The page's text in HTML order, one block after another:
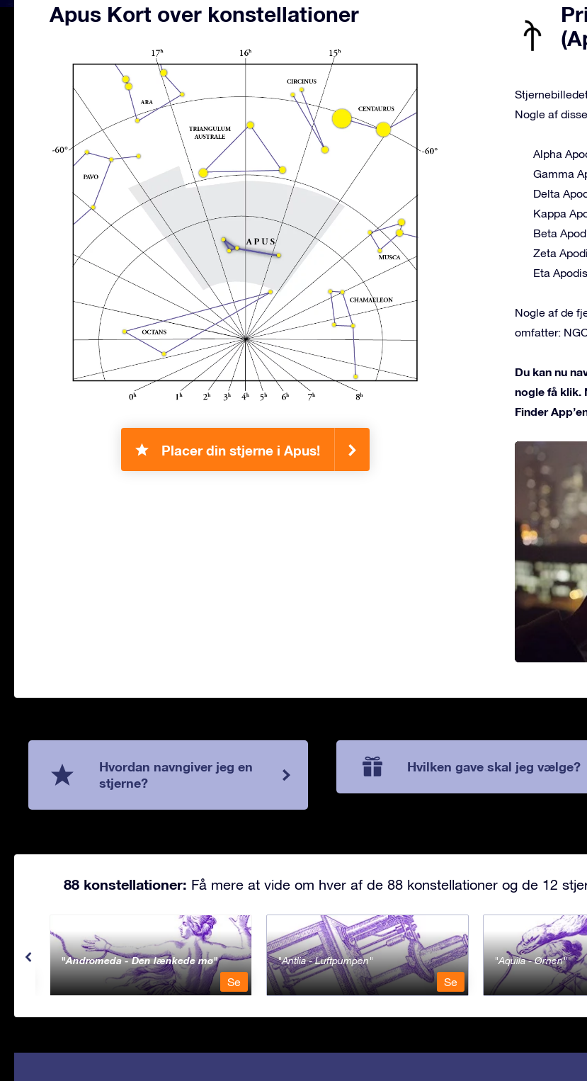
Apus Kort over konstellationer
Placer din stjerne i Apus!
Nogle af
Alpha
Gamma
Delta
Kappa
Beta
Zeta
Eta Apodis
Nogle af de
omfatter:
Du kan nu
nogle få klik.
Finder
Hvordan navngiver jeg en
stjerne?
Hvilken gave skal jeg vælge?
88 konstellationer: Få mere at vide om hver af de 88 konstellationer og de 12
Andromeda - Den lænkede mø
Se
Antlia - Luftpumpen
Se
Aquila - Ørnen